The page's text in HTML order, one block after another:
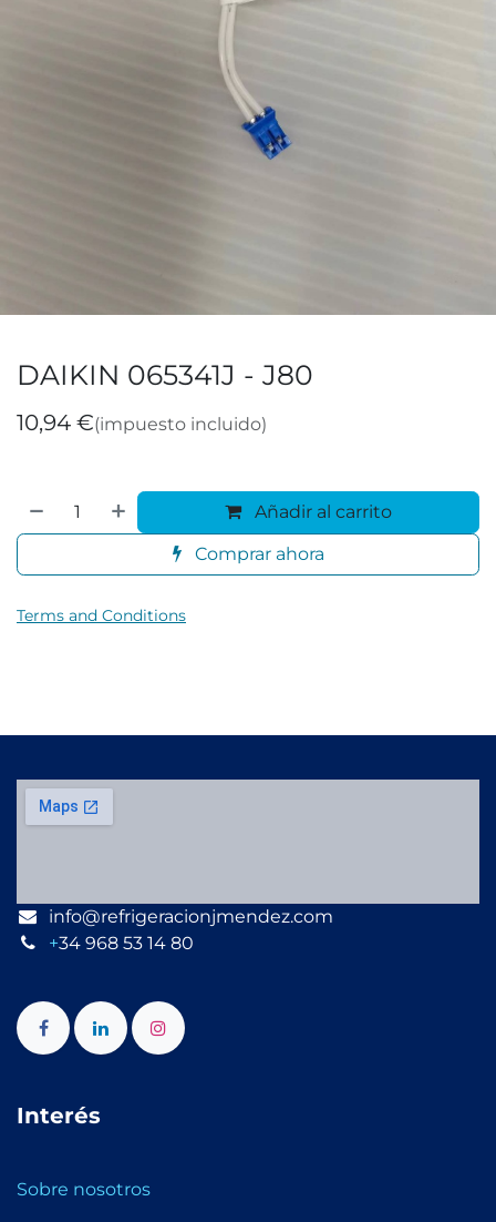
DAIKIN 065341J - J80
10,94 €(impuesto incluido)
Añadir al carrito
Comprar ahora
Terms and Conditions
info@refrigeracionjmendez.com
+34 968 53 14 80
Interés
Sobre nosotros